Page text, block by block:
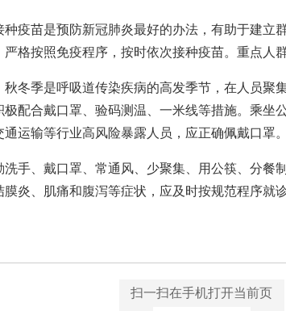
疫苗是预防新冠肺炎最好的办法，有助于建立
格按照免疫程序，按时依次接种疫苗。重点人
冬季是呼吸道传染疾病的高发季节，在人员聚
配合戴口罩、验码测温、一米线等措施。乘坐
运输等行业高风险暴露人员，应正确佩戴口罩。
洗手、戴口罩、常通风、少聚集、用公筷、分
炎、肌痛和腹泻等症状，应及时按规范程序就
扫一扫在手机打开当前页